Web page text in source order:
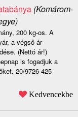
(Komárom-
200 kg-os. A
a végső ár
(Nettó ár!)
is fogadjuk a
20/9726-425
Kedvencekbe